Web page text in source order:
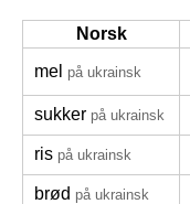
Norsk
mel på ukrainsk
sukker på ukrainsk
ris på ukrainsk
brød på ukrainsk